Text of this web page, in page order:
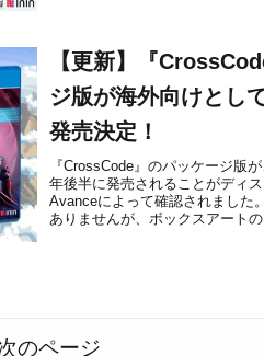
【更新】『
ジ版が海外向けとし
発売決定！
『CrossCode』のパッケージ版
年後半に発売されることがディ
Avanceによって確認されました
ありませんが、ボックスアートの
のページ